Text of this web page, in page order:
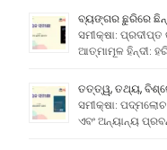
ବ୍ୟଙ୍ଗର ଛୁରିରେ
ସମୀକ୍ଷା:
ଆତ୍ମାମୂଳ ହିନ୍ଦୀ:
ତତ୍ତ୍ୱ, ତଥ୍ୟ,
ସମୀକ୍ଷା:
ଏବଂ ଅନ୍ୟାନ୍ୟ